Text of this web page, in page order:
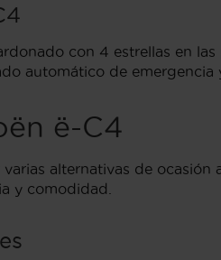
con 4 estrellas en
automático de emergencia
ë-C4
alternativas de
y comodidad.